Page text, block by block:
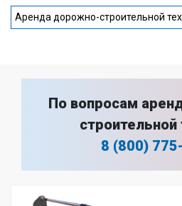
Аренда дорожно-строительной
По вопросам
строительной
8 (800)